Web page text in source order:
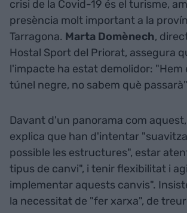
crisi de la Covid-19 és el turisme,
presència molt important a la
Tarragona. Marta Domènech,
Hostal Sport del Priorat, assegura
l'impacte ha estat demolidor: "Hem
túnel negre, no sabem què
Davant d'un panorama com
explica que han d'intentar
possible les estructures", estar
tipus de canvi", i tenir flexibilitat i
implementar aquests canvis".
la necessitat de "fer xarxa", de